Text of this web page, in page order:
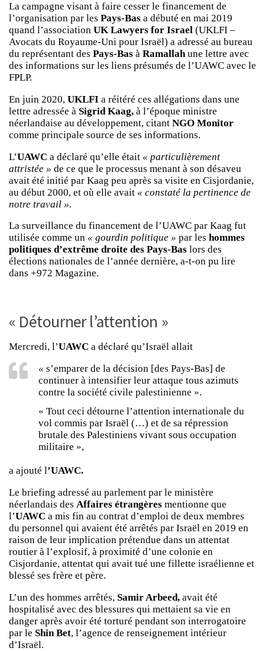
La campagne visant à faire cesser le financement de
l’organisation par les Pays-Bas a débuté en mai 2019
quand l’association UK Lawyers for Israel (UKLFI –
Avocats du Royaume-Uni pour Israël) a adressé au bureau
du représentant des Pays-Bas à Ramallahune lettre avec
des informations sur les liens présumés de l’UAWC avec le
FPLP.
En juin 2020, UKLFI a réitéré ces allégations dans une
lettre adressée à Sigrid Kaag, à l’époque ministre
néerlandaise au développement, citant NGO Monitor
comme principale source de ses informations.
L’UAWC a déclaré qu’elle était « particulièrement
attristée » de ce que le processus menant à son désaveu
avait été initié par Kaag peu après sa visite en Cisjordanie,
au début 2000, et où elle avait « constaté la pertinence de
notre travail ».
La surveillance du financement de l’UAWC par Kaag fut
utilisée comme un « gourdin politique » par les hommes
politiques d’extrême droite des Pays-Bas lors des
élections nationales de l’année dernière, a-t-on pu lire
dans +972 Magazine.
« Détourner l’attention »
Mercredi, l’UAWC a déclaré qu’Israël allait
« s’emparer de la décision [des Pays-Bas] de
continuer à intensifier leur attaque tous azimuts
contre la société civile palestinienne ».
« Tout ceci détourne l’attention internationale du
vol commis par Israël (…) et de sa répression
brutale des Palestiniens vivant sous occupation
militaire »,
a ajouté l’UAWC.
Le briefing adressé au parlement par le ministère
néerlandais des Affaires étrangères mentionne que
l’UAWC a mis fin au contrat d’emploi de deux membres
du personnel qui avaient été arrêtés par Israël en 2019 en
raison de leur implication prétendue dans un attentat
routier à l’explosif, à proximité d’une colonie en
Cisjordanie, attentat qui avait tué une fillette israélienne et
blessé ses frère et père.
L’un des hommes arrêtés, Samir Arbeed, avait été
hospitalisé avec des blessures qui mettaient sa vie en
danger après avoir été torturé pendant son interrogatoire
par le Shin Bet, l’agence de renseignement intérieur
d’Israël.